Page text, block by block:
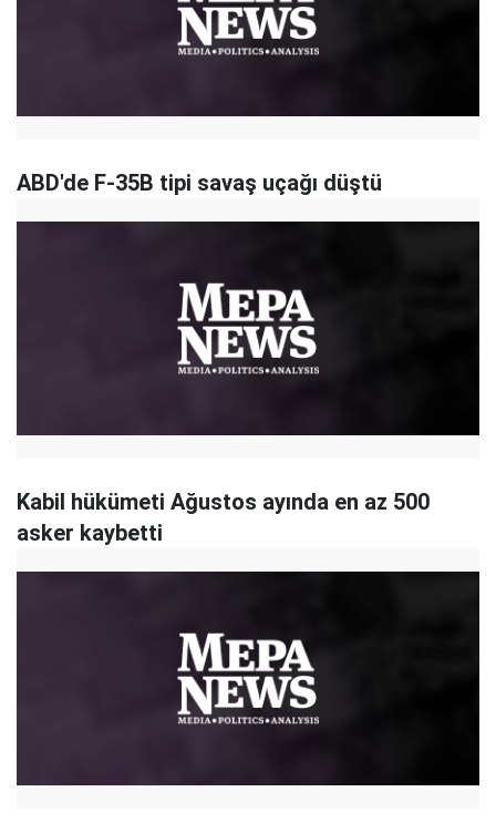
ABD'de F-35B tipi savaş uçağı düştü
Kabil hükümeti Ağustos ayında en az 500
asker kaybetti